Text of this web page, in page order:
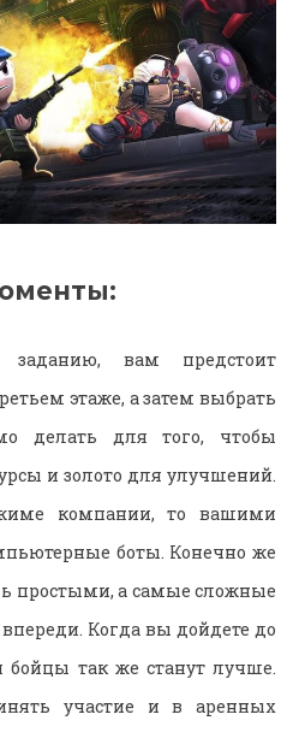
вам предстоит
этаже, а затем выбрать
делать для того, чтобы
и золото для улучшений.
компании, то вашими
боты. Конечно же
простыми, а самые сложные
Когда вы дойдете до
так же станут лучше.
участие и в аренных